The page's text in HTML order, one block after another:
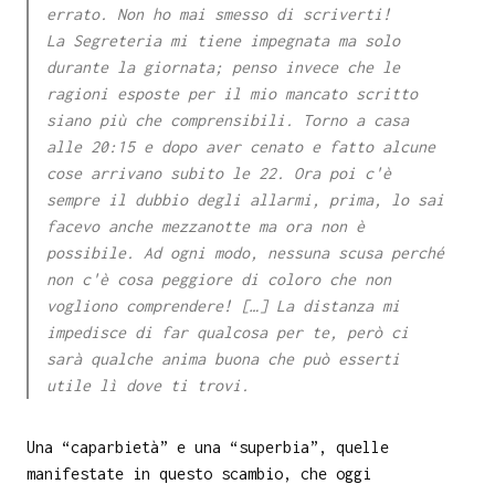
errato. Non ho mai smesso di scriverti!
La Segreteria mi tiene impegnata ma solo
durante la giornata; penso invece che le
ragioni esposte per il mio mancato scritto
siano più che comprensibili. Torno a casa
alle 20:15 e dopo aver cenato e fatto alcune
cose arrivano subito le 22. Ora poi c'è
sempre il dubbio degli allarmi, prima, lo sai
facevo anche mezzanotte ma ora non è
possibile. Ad ogni modo, nessuna scusa perché
non c'è cosa peggiore di coloro che non
vogliono comprendere! […] La distanza mi
impedisce di far qualcosa per te, però ci
sarà qualche anima buona che può esserti
utile lì dove ti trovi.
Una “caparbietà” e una “superbia”, quelle
manifestate in questo scambio, che oggi